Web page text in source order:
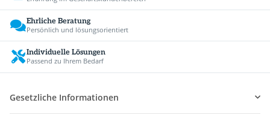
Ehrliche Beratung
Persönlich und lösungsorientiert
Individuelle Lösungen
Passend zu Ihrem Bedarf
Gesetzliche Informationen